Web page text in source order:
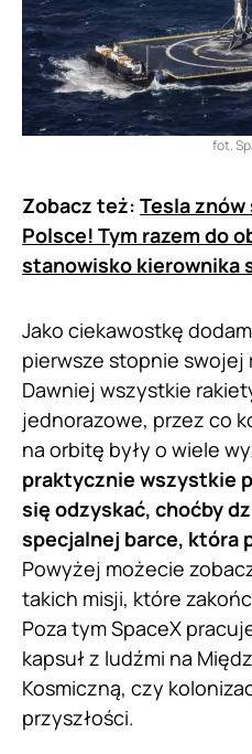
fot.
Zobacz też: Tesla
Polsce! Tym razem do
stanowisko kierownika
Jako ciekawostkę
pierwsze stopnie swojej
Dawniej wszystkie
jednorazowe, przez co
na orbitę były o wiele
praktycznie wszystkie
się odzyskać, choćby
specjalnej barce, która
Powyżej możecie
takich misji, które
Poza tym SpaceX
kapsuł z ludźmi na
Kosmiczną, czy
przyszłości.